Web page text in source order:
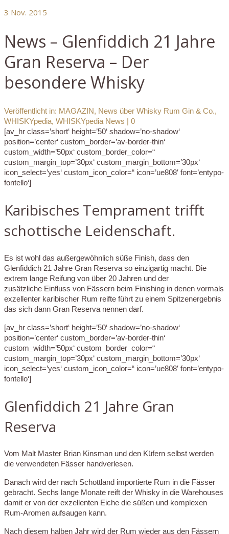
3 Nov. 2015
News – Glenfiddich 21 Jahre
Gran Reserva – Der
besondere Whisky
Veröffentlicht in: MAGAZIN, News über Whisky Rum Gin & Co.,
WHISKYpedia, WHISKYpedia News | 0
[av_hr class=’short‘ height=’50‘ shadow=’no-shadow‘
position=’center‘ custom_border=’av-border-thin‘
custom_width=’50px‘ custom_border_color=“
custom_margin_top=’30px‘ custom_margin_bottom=’30px‘
icon_select=’yes‘ custom_icon_color=“ icon=’ue808′ font=’entypo-
fontello‘]
Karibisches Temprament trifft
schottische Leidenschaft.
Es ist wohl das außergewöhnlich süße Finish, dass den
Glenfiddich 21 Jahre Gran Reserva so einzigartig macht. Die
extrem lange Reifung von über 20 Jahren und der
zusätzliche Einfluss von Fässern beim Finishing in denen vormals
exzellenter karibischer Rum reifte führt zu einem Spitzenergebnis
das sich dann Gran Reserva nennen darf.
[av_hr class=’short‘ height=’50‘ shadow=’no-shadow‘
position=’center‘ custom_border=’av-border-thin‘
custom_width=’50px‘ custom_border_color=“
custom_margin_top=’30px‘ custom_margin_bottom=’30px‘
icon_select=’yes‘ custom_icon_color=“ icon=’ue808′ font=’entypo-
fontello‘]
Glenfiddich 21 Jahre Gran
Reserva
Vom Malt Master Brian Kinsman und den Küfern selbst werden
die verwendeten Fässer handverlesen.
Danach wird der nach Schottland importierte Rum in die Fässer
gebracht. Sechs lange Monate reift der Whisky in die Warehouses
damit er von der exzellenten Eiche die süßen und komplexen
Rum-Aromen aufsaugen kann.
Nach diesem halben Jahr wird der Rum wieder aus den Fässern